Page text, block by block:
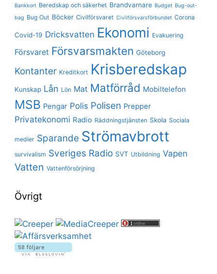
Bankkort Beredskap och säkerhet Brandvarnare Budget Bug-out-
bag Bug Out Böcker Civilförsvaret Civilförsvarsförbundet Corona
Covid-19 Dricksvatten Ekonomi Evakuering
Försvaret Försvarsmakten Göteborg
Kontanter Kreditkort Krisberedskap
Kunskap Lån Lön Mat Matförråd Mobiltelefon
MSB Pengar Polis Polisen Prepper
Privatekonomi Radio Räddningstjänsten Skola Sociala
medier Sparande Strömavbrott
survivalism Sveriges Radio SVT Utbildning Vapen
Vatten Vattenförsörjning
Övrigt